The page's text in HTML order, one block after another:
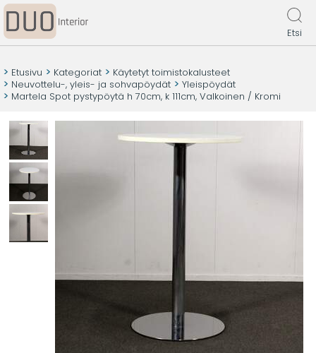
Etsi
Etusivu Kategoriat
Käytetyt toimistokalusteet
Neuvottelu-, yleis- ja sohvapöydät
Yleispöydät
Martela Spot pystypöytä h 70cm, k 111cm, Valkoinen / Kromi